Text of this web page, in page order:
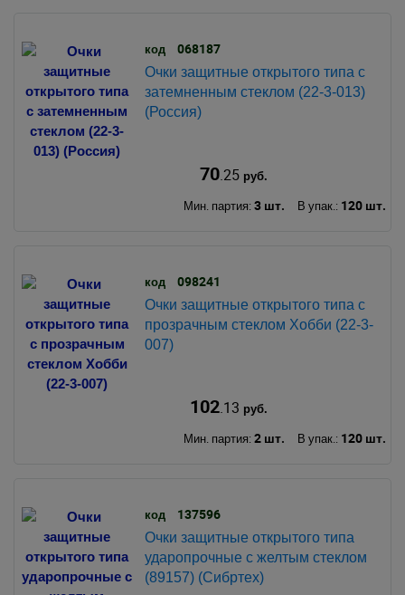
код 068187
Очки защитные открытого типа с
затемненным стеклом (22-3-013)
(Россия)
70.25руб.
Мин. партия: 3 шт. В упак.: 120 шт.
код 098241
Очки защитные открытого типа с
прозрачным стеклом Хобби (22-3-
007)
102.13 руб.
Мин. партия: 2 шт. В упак.: 120 шт.
код 137596
Очки защитные открытого типа
ударопрочные с желтым стеклом
(89157) (Сибртех)